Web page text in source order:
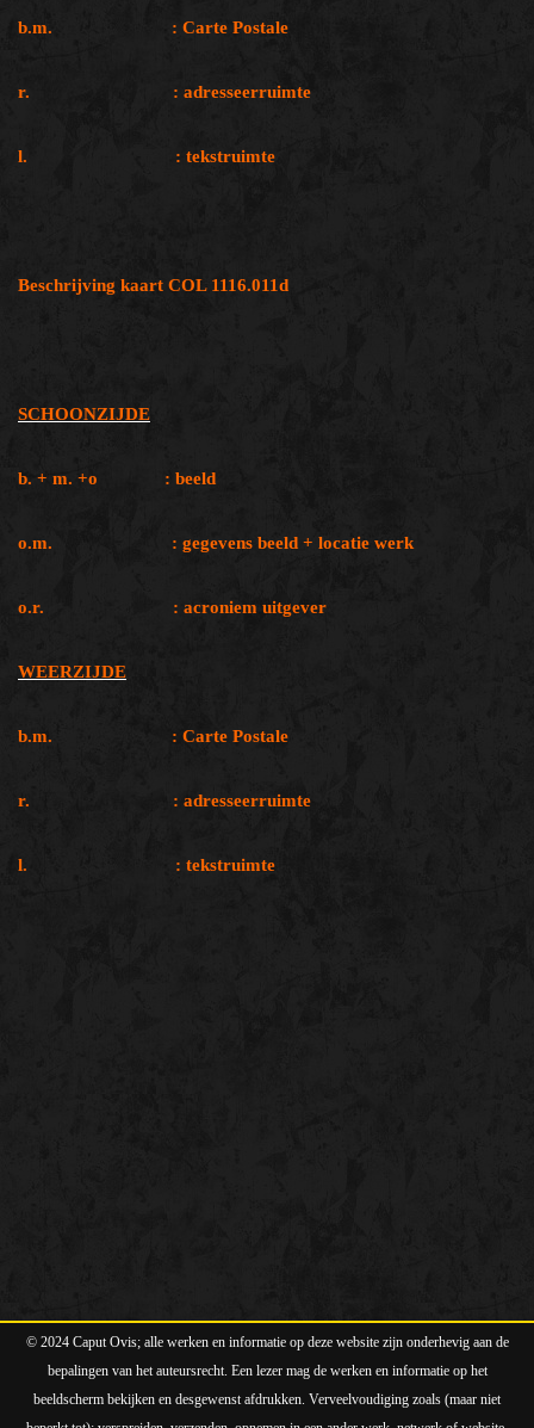
b.m. : Carte Postale
r. : adresseerruimte
l. : tekstruimte
Beschrijving kaart COL 1116.011d
SCHOONZIJDE
b. + m. +o : beeld
o.m. : gegevens beeld + locatie werk
o.r. : acroniem uitgever
WEERZIJDE
b.m. : Carte Postale
r. : adresseerruimte
l. : tekstruimte
© 2024 Caput Ovis; alle werken en informatie op deze website zijn onderhevig aan de
bepalingen van het auteursrecht. Een lezer mag de werken en informatie op het
beeldscherm bekijken en desgewenst afdrukken. Verveelvoudiging zoals (maar niet